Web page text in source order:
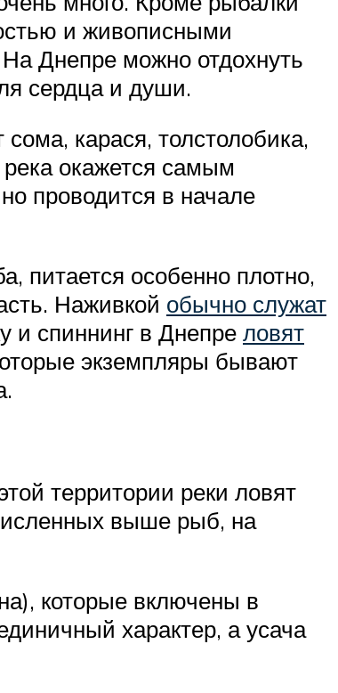
и живописными
Днепре можно отдохнуть
сердца и души.
карася, толстолобика,
окажется самым
проводится в начале
питается особенно плотно,
Наживкой обычно служат
и спиннинг в Днепре ловят
экземпляры бывают
территории реки ловят
выше рыб, на
которые включены в
характер, а усача